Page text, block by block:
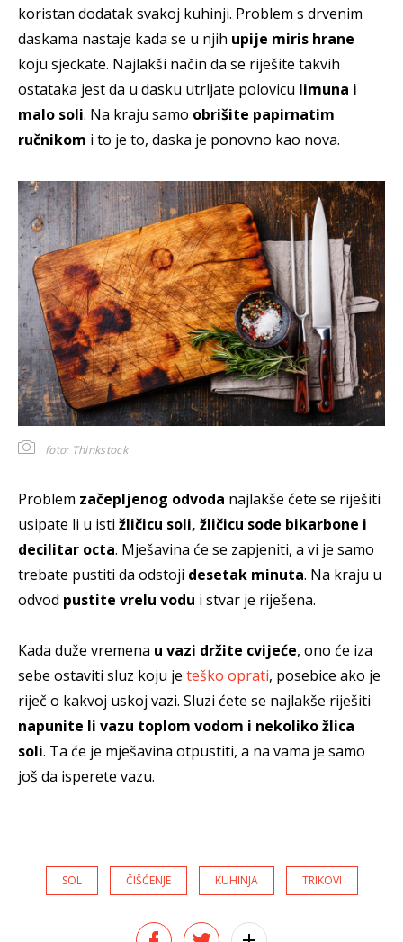
koristan dodatak svakoj kuhinji. Problem s drvenim
daskama nastaje kada se u njih upije miris hrane
koju sjeckate. Najlakši način da se riješite takvih
ostataka jest da u dasku utrljate polovicu limuna i
malo soli. Na kraju samo obrišite papirnatim
ručnikom i to je to, daska je ponovno kao nova.
foto: Thinkstock
Problem začepljenog odvoda najlakše ćete se riješiti
usipate li u isti žličicu soli, žličicu sode bikarbone i
decilitar octa. Mješavina će se zapjeniti, a vi je samo
trebate pustiti da odstoji desetak minuta. Na kraju u
odvod pustite vrelu vodu i stvar je riješena.
Kada duže vremena u vazi držite cvijeće, ono će iza
sebe ostaviti sluz koju je teško oprati, posebice ako je
riječ o kakvoj uskoj vazi. Sluzi ćete se najlakše riješiti
napunite li vazu toplom vodom i nekoliko žlica
soli. Ta će je mješavina otpustiti, a na vama je samo
još da isperete vazu.
SOL ČIŠĆENJE KUHINJA TRIKOVI